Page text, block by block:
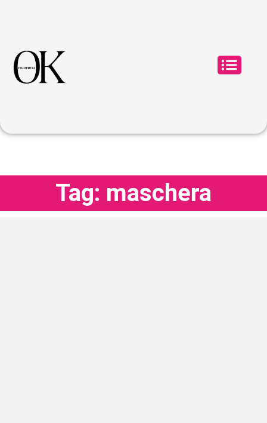
Tag: maschera